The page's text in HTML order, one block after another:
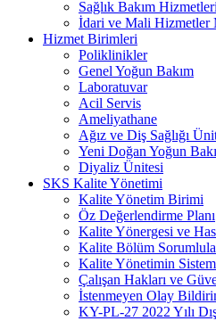
Sağlık Bakım
İdari ve Mali Hizmetler
Hizmet Birimleri
Poliklinikler
Genel Yoğun Bakım
Laboratuvar
Acil Servis
Ameliyathane
Ağız ve Diş Sağlığı
Yeni Doğan Yoğun
Diyaliz Ünitesi
SKS Kalite Yönetimi
Kalite Yönetim Birimi
Öz Değerlendirme Planı
Kalite Yönergesi ve
Kalite Bölüm
Kalite Yönetimin
Çalışan Hakları ve
İstenmeyen Olay
KY-PL-27 2022 Yılı